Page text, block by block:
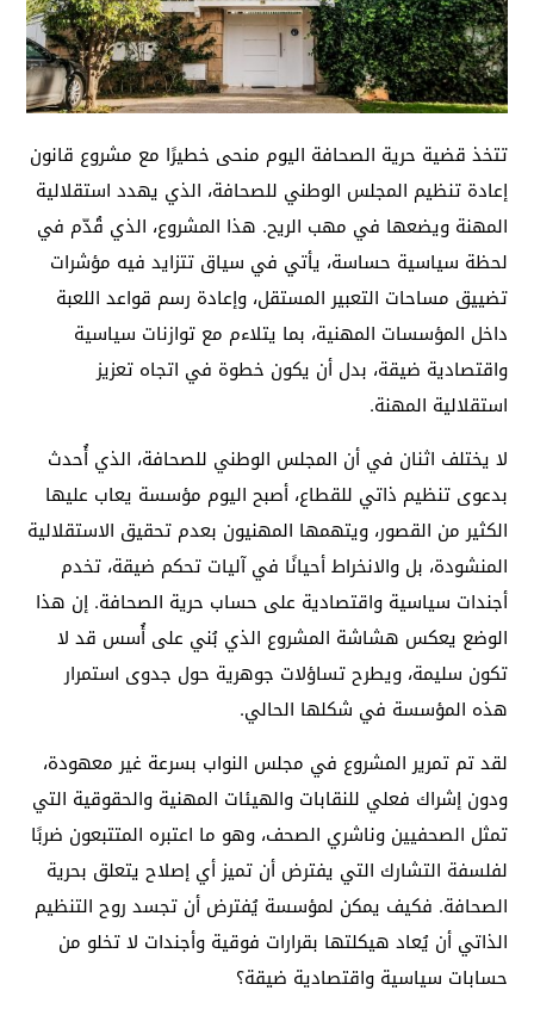
تتخذ قضية حرية الصحافة اليوم منحى خطيرًا مع مشروع قانون
إعادة تنظيم المجلس الوطني للصحافة، الذي يهدد استقلالية
المهنة ويضعها في مهب الريح. هذا المشروع، الذي قُدّم في
لحظة سياسية حساسة، يأتي في سياق تتزايد فيه مؤشرات
تضييق مساحات التعبير المستقل، وإعادة رسم قواعد اللعبة
داخل المؤسسات المهنية، بما يتلاءم مع توازنات سياسية
واقتصادية ضيقة، بدل أن يكون خطوة في اتجاه تعزيز
استقلالية المهنة.
لا يختلف اثنان في أن المجلس الوطني للصحافة، الذي أُحدث
بدعوى تنظيم ذاتي للقطاع، أصبح اليوم مؤسسة يعاب عليها
الكثير من القصور، ويتهمها المهنيون بعدم تحقيق الاستقلالية
المنشودة، بل والانخراط أحيانًا في آليات تحكم ضيقة، تخدم
أجندات سياسية واقتصادية على حساب حرية الصحافة. إن هذا
الوضع يعكس هشاشة المشروع الذي بُني على أُسس قد لا
تكون سليمة، ويطرح تساؤلات جوهرية حول جدوى استمرار
هذه المؤسسة في شكلها الحالي.
لقد تم تمرير المشروع في مجلس النواب بسرعة غير معهودة،
ودون إشراك فعلي للنقابات والهيئات المهنية والحقوقية التي
تمثل الصحفيين وناشري الصحف، وهو ما اعتبره المتتبعون ضربًا
لفلسفة التشارك التي يفترض أن تميز أي إصلاح يتعلق بحرية
الصحافة. فكيف يمكن لمؤسسة يُفترض أن تجسد روح التنظيم
الذاتي أن يُعاد هيكلتها بقرارات فوقية وأجندات لا تخلو من
حسابات سياسية واقتصادية ضيقة؟